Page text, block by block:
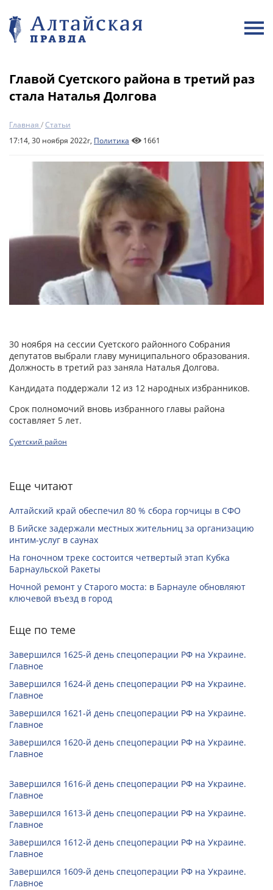
Главой Суетского района в третий раз
стала Наталья Долгова
Главная /Статьи
17:14, 30 ноября 2022г, Политика 1661
30 ноября на сессии Суетского районного Собрания
депутатов выбрали главу муниципального образования.
Должность в третий раз заняла Наталья Долгова.
Кандидата поддержали 12 из 12 народных избранников.
Срок полномочий вновь избранного главы района
составляет 5 лет.
Суетский район
Еще читают
Алтайский край обеспечил 80 % сбора горчицы в СФО
В Бийске задержали местных жительниц за организацию
интим-услуг в саунах
На гоночном треке состоится четвертый этап Кубка
Барнаульской Ракеты
Ночной ремонт у Старого моста: в Барнауле обновляют
ключевой въезд в город
Еще по теме
Завершился 1625-й день спецоперации РФ на Украине.
Главное
Завершился 1624-й день спецоперации РФ на Украине.
Главное
Завершился 1621-й день спецоперации РФ на Украине.
Главное
Завершился 1620-й день спецоперации РФ на Украине.
Главное
Завершился 1616-й день спецоперации РФ на Украине.
Главное
Завершился 1613-й день спецоперации РФ на Украине.
Главное
Завершился 1612-й день спецоперации РФ на Украине.
Главное
Завершился 1609-й день спецоперации РФ на Украине.
Главное